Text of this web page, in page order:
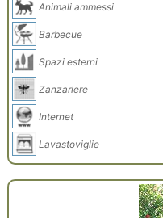
Animali ammessi
Barbecue
Spazi esterni
Zanzariere
Internet
Lavastoviglie